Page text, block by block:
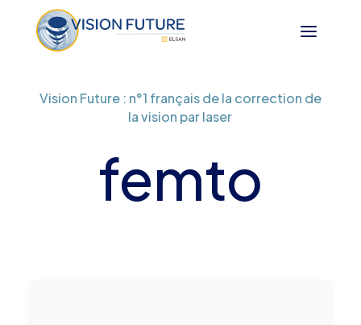
Vision Future : n°1 français de la correction de
la vision par laser
femto